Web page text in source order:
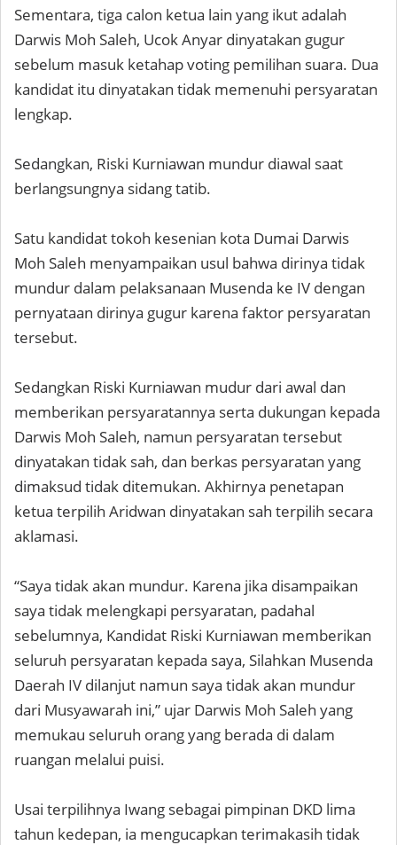
Sementara, tiga calon ketua lain yang ikut adalah
Darwis Moh Saleh, Ucok Anyar dinyatakan gugur
sebelum masuk ketahap voting pemilihan suara. Dua
kandidat itu dinyatakan tidak memenuhi persyaratan
lengkap.
Sedangkan, Riski Kurniawan mundur diawal saat
berlangsungnya sidang tatib.
Satu kandidat tokoh kesenian kota Dumai Darwis
Moh Saleh menyampaikan usul bahwa dirinya tidak
mundur dalam pelaksanaan Musenda ke IV dengan
pernyataan dirinya gugur karena faktor persyaratan
tersebut.
Sedangkan Riski Kurniawan mudur dari awal dan
memberikan persyaratannya serta dukungan kepada
Darwis Moh Saleh, namun persyaratan tersebut
dinyatakan tidak sah, dan berkas persyaratan yang
dimaksud tidak ditemukan. Akhirnya penetapan
ketua terpilih Aridwan dinyatakan sah terpilih secara
aklamasi.
“Saya tidak akan mundur. Karena jika disampaikan
saya tidak melengkapi persyaratan, padahal
sebelumnya, Kandidat Riski Kurniawan memberikan
seluruh persyaratan kepada saya, Silahkan Musenda
Daerah IV dilanjut namun saya tidak akan mundur
dari Musyawarah ini,” ujar Darwis Moh Saleh yang
memukau seluruh orang yang berada di dalam
ruangan melalui puisi.
Usai terpilihnya Iwang sebagai pimpinan DKD lima
tahun kedepan, ia mengucapkan terimakasih tidak